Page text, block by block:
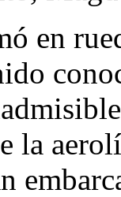
en
la